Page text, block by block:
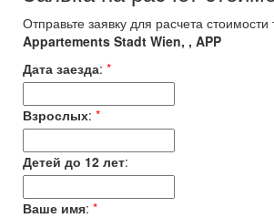
Отправьте заявку для расчета стоимости
Appartements Stadt Wien, , APP
Дата заезда: *
Взрослых: *
Детей до 12 лет:
Ваше имя: *